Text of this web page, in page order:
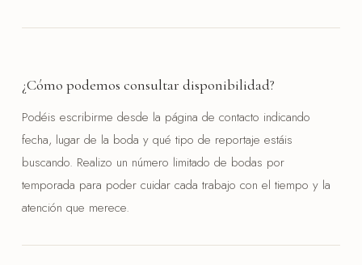
¿Cómo podemos consultar disponibilidad?
Podéis escribirme desde la página de contacto indicando
fecha, lugar de la boda y qué tipo de reportaje estáis
buscando. Realizo un número limitado de bodas por
temporada para poder cuidar cada trabajo con el tiempo y la
atención que merece.